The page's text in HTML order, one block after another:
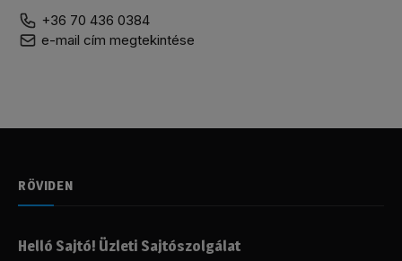
+36 70 436 0384
e-mail cím megtekintése
RÖVIDEN
Helló Sajtó! Üzleti Sajtószolgálat